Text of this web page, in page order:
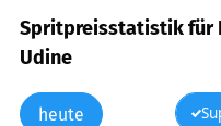
Spritpreisstatistik für
Udine
heute